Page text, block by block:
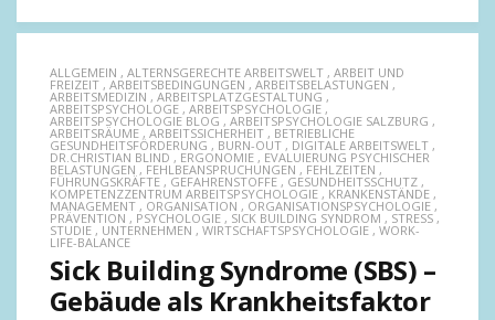
ALLGEMEIN , ALTERNSGERECHTE ARBEITSWELT , ARBEIT UND
FREIZEIT , ARBEITSBEDINGUNGEN , ARBEITSBELASTUNGEN ,
ARBEITSMEDIZIN , ARBEITSPLATZGESTALTUNG ,
ARBEITSPSYCHOLOGE , ARBEITSPSYCHOLOGIE ,
ARBEITSPSYCHOLOGIE BLOG , ARBEITSPSYCHOLOGIE SALZBURG ,
ARBEITSRÄUME , ARBEITSSICHERHEIT , BETRIEBLICHE
GESUNDHEITSFÖRDERUNG , BURN-OUT , DIGITALE ARBEITSWELT ,
DR.CHRISTIAN BLIND , ERGONOMIE , EVALUIERUNG PSYCHISCHER
BELASTUNGEN , FEHLBEANSPRUCHUNGEN , FEHLZEITEN ,
FÜHRUNGSKRÄFTE , GEFAHRENSTOFFE , GESUNDHEITSSCHUTZ ,
KOMPETENZZENTRUM ARBEITSPSYCHOLOGIE , KRANKENSTÄNDE ,
MANAGEMENT , ORGANISATION , ORGANISATIONSPSYCHOLOGIE ,
PRÄVENTION , PSYCHOLOGIE , SICK BUILDING SYNDROM , STRESS ,
STUDIE , UNTERNEHMEN , WIRTSCHAFTSPSYCHOLOGIE , WORK-
LIFE-BALANCE
Sick Building Syndrome (SBS) –
Gebäude als Krankheitsfaktor